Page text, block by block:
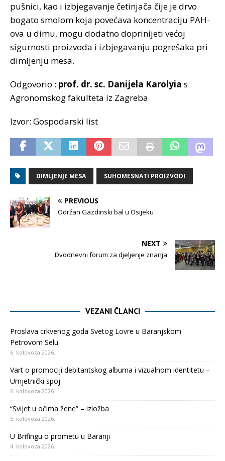
pušnici, kao i izbjegavanje četinjača čije je drvo
bogato smolom koja povećava koncentraciju PAH-
ova u dimu, mogu dodatno doprinijeti većoj
sigurnosti proizvoda i izbjegavanju pogrešaka pri
dimljenju mesa.
Odgovorio : prof. dr. sc. Danijela Karolyia s
Agronomskog fakulteta iz Zagreba
Izvor: Gospodarski list
DIMLJENJE MESA SUHOMESNATI PROIZVODI
PREVIOUS
Održan Gazdinski bal u Osijeku
NEXT
Dvodnevni forum za djeljenje znanja
VEZANI ČLANCI
Proslava crkvenog goda Svetog Lovre u Baranjskom
Petrovom Selu
6. kolovoza 2026.
Vart o promociji debitantskog albuma i vizualnom identitetu –
Umjetnički spoj
6. kolovoza 2026.
“Svijet u očima žene” – izložba
5. kolovoza 2026.
U Brifingu o prometu u Baranji
4. kolovoza 2026.